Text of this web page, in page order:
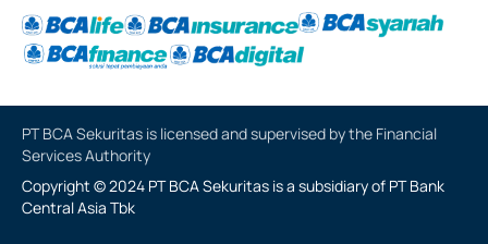
PT BCA Sekuritas is licensed and supervised by the Financial
Services Authority
Copyright © 2024 PT BCA Sekuritas is a subsidiary of PT Bank
Central Asia Tbk